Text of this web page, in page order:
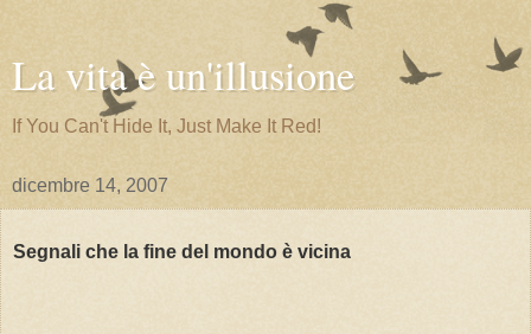
La vita è un'illusione
If You Can't Hide It, Just Make It Red!
dicembre 14, 2007
Segnali che la fine del mondo è vicina